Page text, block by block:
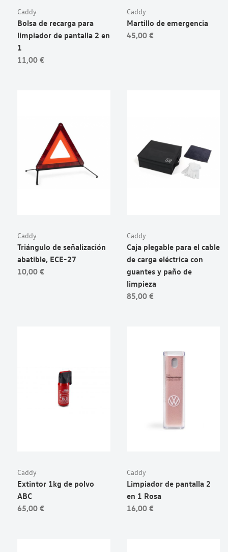
Caddy
Bolsa de recarga para
limpiador de pantalla 2 en
1
11,00 €
Caddy
Martillo de emergencia
45,00 €
Caddy
Triángulo de señalización
abatible, ECE-27
10,00 €
Caddy
Caja plegable para el cable
de carga eléctrica con
guantes y paño de
limpieza
85,00 €
Caddy
Extintor 1kg de polvo
ABC
65,00 €
Caddy
Limpiador de pantalla 2
en 1 Rosa
16,00 €